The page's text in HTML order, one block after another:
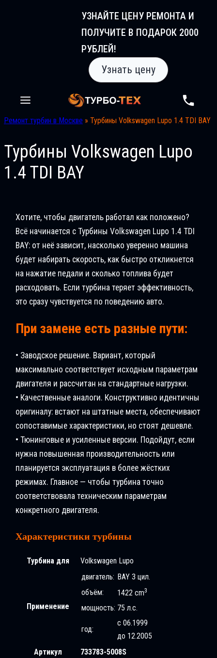
УЗНАЙТЕ ЦЕНУ РЕМОНТА И
ПОЛУЧИТЕ В ПОДАРОК 2000
РУБЛЕЙ!
Узнать цену
Ремонт турбин в Москве » Турбины Volkswagen Lupo 1.4 TDI BAY
Турбины Volkswagen Lupo
1.4 TDI BAY
Хотите, чтобы двигатель работал как положено?
Всё начинается с Турбины Volkswagen Lupo 1.4 TDI
BAY: от неё зависит, насколько уверенно машина
будет набирать скорость, как быстро откликнется
на нажатие педали и сколько топлива будет
расходовать. Если турбина теряет эффективность,
это сразу чувствуется по поведению авто.
При замене есть разные пути:
• Заводское решение. Вариант, который
максимально соответствует исходным параметрам
двигателя и рассчитан на стандартные нагрузки.
• Качественные аналоги. Конструктивно идентичны
оригиналу: встают на штатные места, обеспечивают
сопоставимые характеристики, но стоят дешевле.
• Тюнинговые и усиленные версии. Подойдут, если
нужна повышенная производительность или
планируется эксплуатация в более жёстких
режимах. Главное — чтобы турбина точно
соответствовала техническим параметрам
конкретного двигателя.
Характеристики турбины
Турбина для Volkswagen Lupo
Применение
двигатель: BAY 3 цил.
объём:
1422 cm3
мощность: 75 л.с.
год:
с 06.1999
до 12.2005
Артикул
733783-5008S